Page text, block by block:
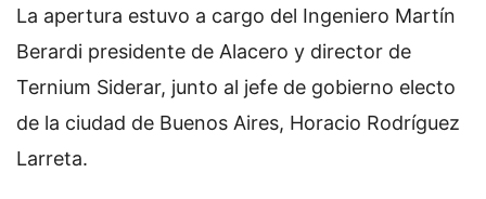
La apertura estuvo a cargo del Ingeniero Martín
Berardi presidente de Alacero y director de
Ternium Siderar, junto al jefe de gobierno electo
de la ciudad de Buenos Aires, Horacio Rodríguez
Larreta.